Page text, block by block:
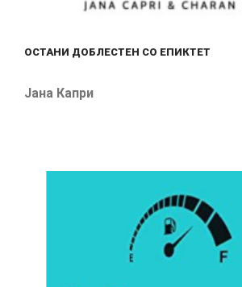
ОСТАНИ ДОБЛЕСТЕН СО ЕПИКТЕТ
Јана Капри